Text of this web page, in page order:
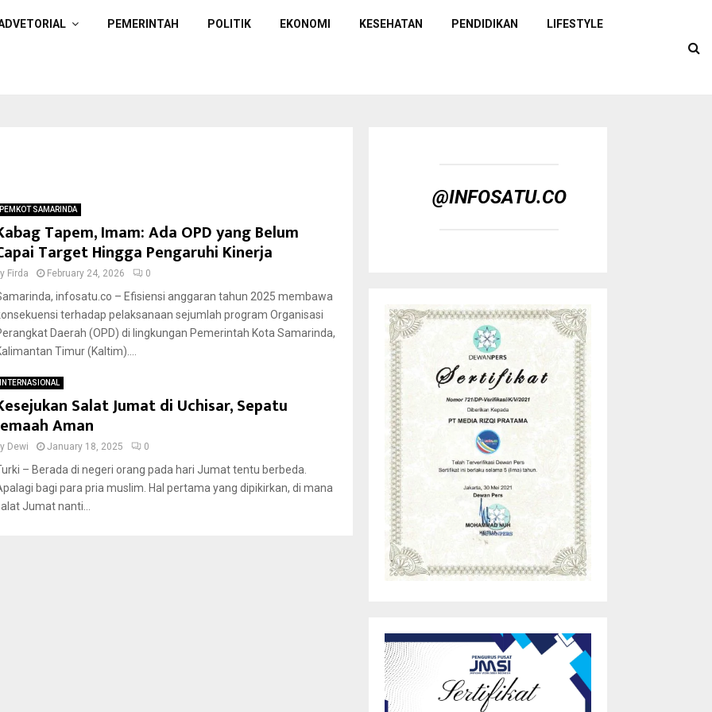
PEMERINTAH POLITIK EKONOMI KESEHATAN PENDIDIKAN LIFESTYLE
PEMKOT SAMARINDA
Tapem, Imam: Ada OPD yang Belum
Target Hingga Pengaruhi Kinerja
Firda February 24, 2026 0
infosatu.co – Efisiensi anggaran tahun 2025 membawa
terhadap pelaksanaan sejumlah program Organisasi
Daerah (OPD) di lingkungan Pemerintah Kota Samarinda,
Timur (Kaltim)....
INTERNASIONAL
Salat Jumat di Uchisar, Sepatu
Aman
Dewi January 18, 2025 0
– Berada di negeri orang pada hari Jumat tentu berbeda.
bagi para pria muslim. Hal pertama yang dipikirkan, di mana
Jumat nanti...
@INFOSATU.CO